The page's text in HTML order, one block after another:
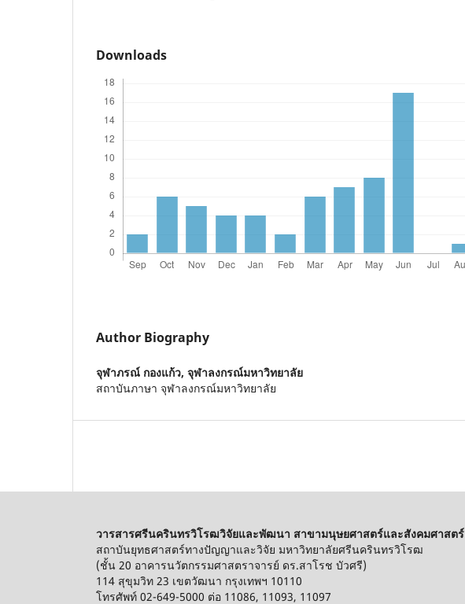
Downloads
Author Biography
จุฬาภรณ์ กองแก้ว, จุฬาลงกรณ์มหาวิทยาลัย
สถาบันภาษา จุฬาลงกรณ์มหาวิทยาลัย
วารสารศรีนครินทรวิโรฒวิจัยและพัฒนา สาขามนุษยศาสตร์และสังคมศาสตร์
สถาบันยุทธศาสตร์ทางปัญญาและวิจัย มหาวิทยาลัยศรีนครินทรวิโรฒ
(ชั้น 20 อาคารนวัตกรรมศาสตราจารย์ ดร.สาโรช บัวศรี)
114 สุขุมวิท 23 เขตวัฒนา กรุงเทพฯ 10110
โทรศัพท์ 02-649-5000 ต่อ 11086, 11093, 11097